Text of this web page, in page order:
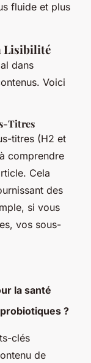
fluide et plus
Lisibilité
dans
Voici
Titres
titres (H2 et
comprendre
Cela
des
si vous
vos sous-
la santé
?
clés
de